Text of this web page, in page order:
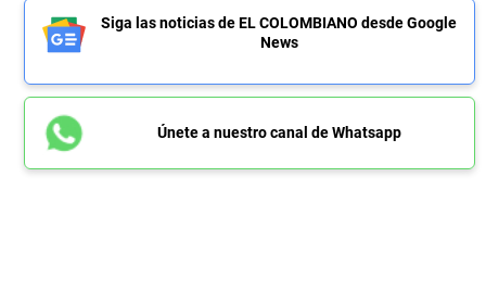
Siga las noticias de EL COLOMBIANO desde Google
News
Únete a nuestro canal de Whatsapp